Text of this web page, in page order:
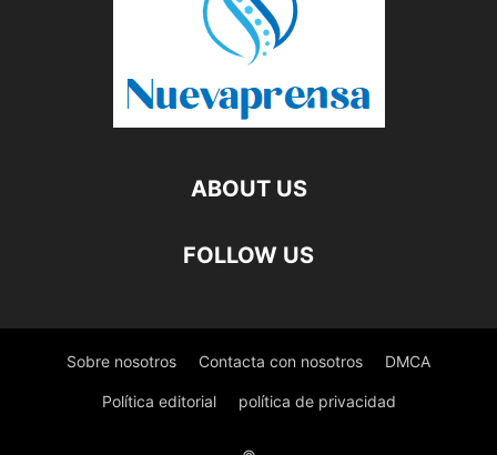
ABOUT US
FOLLOW US
Sobre nosotros Contacta con nosotros DMCA
Política editorial política de privacidad